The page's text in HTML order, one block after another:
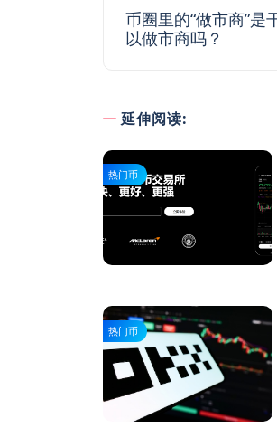
币圈里的“做市商”是
以做市商吗？
延伸阅读:
热门币
热门币